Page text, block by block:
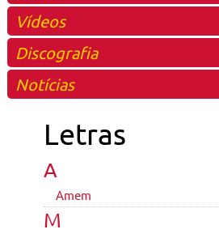
Vídeos
Discografia
Notícias
Letras
A
Amem
M